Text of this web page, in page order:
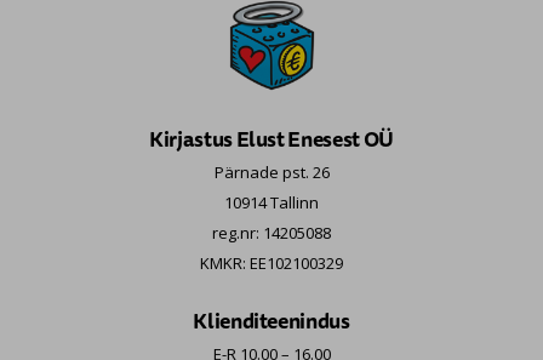
Kirjastus Elust Enesest OÜ
Pärnade pst. 26
10914 Tallinn
reg.nr: 14205088
KMKR: EE102100329
Klienditeenindus
E-R 10.00 – 16.00